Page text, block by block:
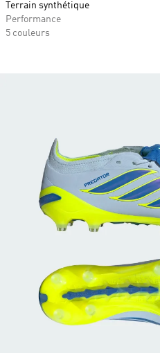
Terrain synthétique
Performance
5 couleurs